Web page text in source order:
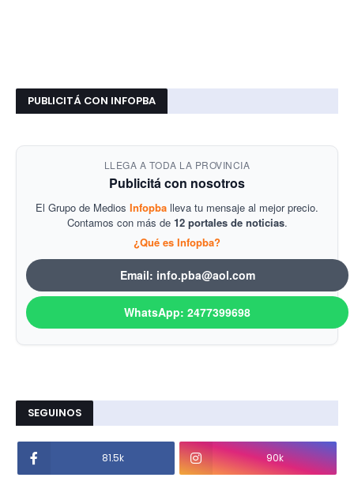
PUBLICITÁ CON INFOPBA
LLEGA A TODA LA PROVINCIA
Publicitá con nosotros
El Grupo de Medios Infopba lleva tu mensaje al mejor precio.
Contamos con más de 12 portales de noticias.
¿Qué es Infopba?
Email: info.pba@aol.com
WhatsApp: 2477399698
SEGUINOS
81.5k 90k